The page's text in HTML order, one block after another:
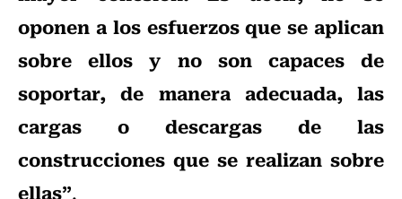
oponen a los esfuerzos que se aplican
sobre ellos y no son capaces de
soportar, de manera adecuada, las
cargas o descargas de las
construcciones que se realizan sobre
ellas”.